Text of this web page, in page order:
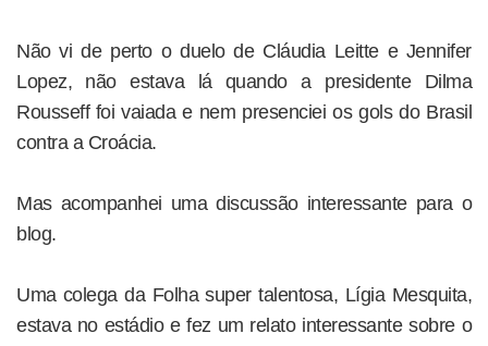
Não vi de perto o duelo de Cláudia Leitte e Jennifer
Lopez, não estava lá quando a presidente Dilma
Rousseff foi vaiada e nem presenciei os gols do Brasil
contra a Croácia.
Mas acompanhei uma discussão interessante para o
blog.
Uma colega da Folha super talentosa, Lígia Mesquita,
estava no estádio e fez um relato interessante sobre o